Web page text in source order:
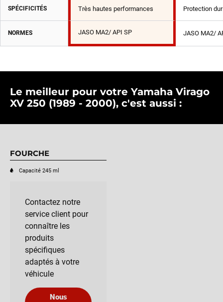
SPÉCIFICITÉS Très hautes performances Protection
NORMES JASO MA2/ API SP JASO MA2/
Le meilleur pour votre Yamaha Virago
XV 250 (1989 - 2000), c'est aussi :
FOURCHE
Capacité 245 ml
Contactez notre
service client pour
connaître les
produits
spécifiques
adaptés à votre
véhicule
Nous